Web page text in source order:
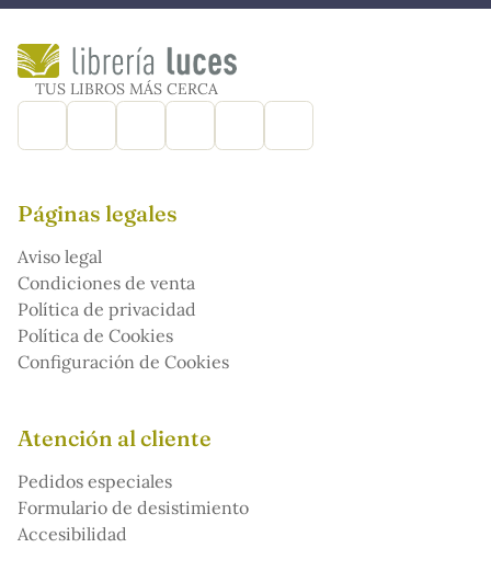
TUS LIBROS MÁS CERCA
Páginas legales
Aviso legal
Condiciones de venta
Política de privacidad
Política de Cookies
Configuración de Cookies
Atención al cliente
Pedidos especiales
Formulario de desistimiento
Accesibilidad